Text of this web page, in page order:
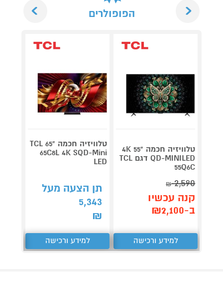
הפופולרים
טלוויזיה חכמה "55 4K
QD-MINILED דגם TCL
55Q6C
2,590
₪
קנה עכשיו
ב-₪2,100
למידע ורכישה
טלוויזיה חכמה "65 TCL
65C8L 4K SQD-Mini
LED
תן הצעה מעל
5,343
₪
למידע ורכישה